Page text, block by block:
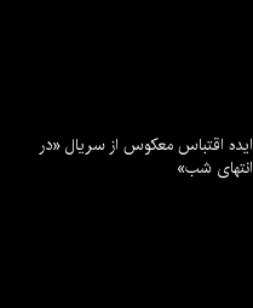
ایده اقتباس معکوس از سریال «در
انتهای شب»